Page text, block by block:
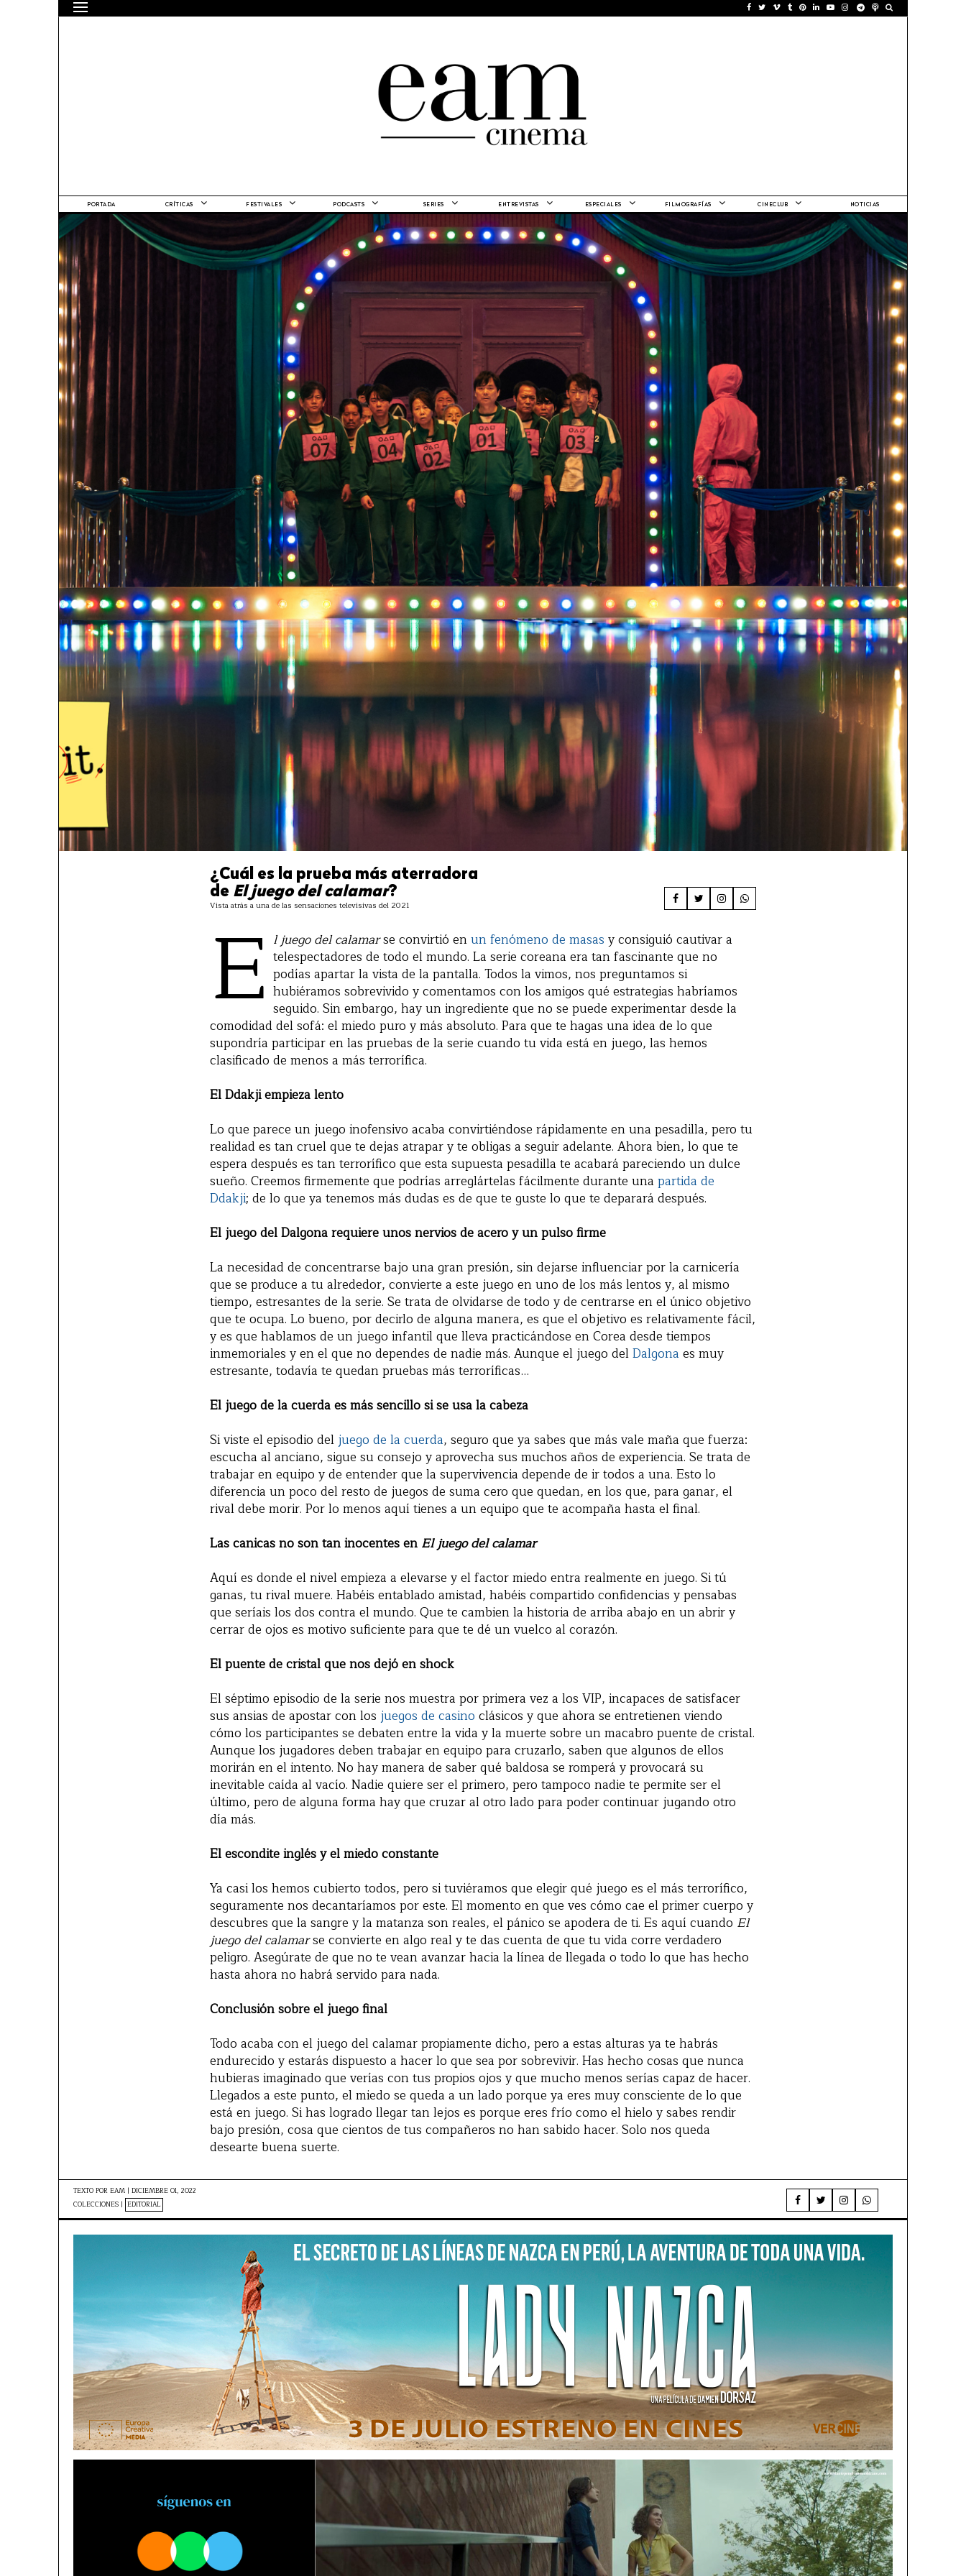
PORTADA CRÍTICAS FESTIVALES PODCASTS SERIES ENTREVISTAS ESPECIALES FILMOGRAFÍAS CINECLUB NOTICIAS
¿Cuál es la prueba más aterradora
de El juego del calamar?
Vista atrás a una de las sensaciones televisivas del 2021
E l juego del calamarse convirtió enun fenómeno de masas y consiguió cautivar a
telespectadores de todo el mundo. La serie coreana era tan fascinante que no
podías apartar la vista de la pantalla. Todos la vimos, nos preguntamos si
hubiéramos sobrevivido y comentamos con los amigos qué estrategias habríamos
seguido. Sin embargo, hay un ingrediente que no se puede experimentar desde la
comodidad del sofá: el miedo puro y más absoluto. Para que te hagas una idea de lo que
supondría participar en las pruebas de la serie cuando tu vida está en juego, las hemos
clasificado de menos a más terrorífica.
El Ddakji empieza lento
Lo que parece un juego inofensivo acaba convirtiéndose rápidamente en una pesadilla, pero tu
realidad es tan cruel que te dejas atrapar y te obligas a seguir adelante. Ahora bien, lo que te
espera después es tan terrorífico que esta supuesta pesadilla te acabará pareciendo un dulce
sueño. Creemos firmemente que podrías arreglártelas fácilmente durante una partida de
Ddakji; de lo que ya tenemos más dudas es de que te guste lo que te deparará después.
El juego del Dalgona requiere unos nervios de acero y un pulso firme
La necesidad de concentrarse bajo una gran presión, sin dejarse influenciar por la carnicería
que se produce a tu alrededor, convierte a este juego en uno de los más lentos y, al mismo
tiempo, estresantes de la serie. Se trata de olvidarse de todo y de centrarse en el único objetivo
que te ocupa. Lo bueno, por decirlo de alguna manera, es que el objetivo es relativamente fácil,
y es que hablamos de un juego infantil que lleva practicándose en Corea desde tiempos
inmemoriales y en el que no dependes de nadie más. Aunque el juego delDalgona es muy
estresante, todavía te quedan pruebas más terroríficas…
El juego de la cuerda es más sencillo si se usa la cabeza
Si viste el episodio del juego de la cuerda, seguro que ya sabes que más vale maña que fuerza:
escucha al anciano, sigue su consejo y aprovecha sus muchos años de experiencia. Se trata de
trabajar en equipo y de entender que la supervivencia depende de ir todos a una. Esto lo
diferencia un poco del resto de juegos de suma cero que quedan, en los que, para ganar, el
rival debe morir. Por lo menos aquí tienes a un equipo que te acompaña hasta el final.
Las canicas no son tan inocentes en El juego del calamar
Aquí es donde el nivel empieza a elevarse y el factor miedo entra realmente en juego. Si tú
ganas, tu rival muere. Habéis entablado amistad, habéis compartido confidencias y pensabas
que seríais los dos contra el mundo. Que te cambien la historia de arriba abajo en un abrir y
cerrar de ojos es motivo suficiente para que te dé un vuelco al corazón.
El puente de cristal que nos dejó en shock
El séptimo episodio de la serie nos muestra por primera vez a los VIP, incapaces de satisfacer
sus ansias de apostar con los juegos de casino clásicos y que ahora se entretienen viendo
cómo los participantes se debaten entre la vida y la muerte sobre un macabro puente de cristal.
Aunque los jugadores deben trabajar en equipo para cruzarlo, saben que algunos de ellos
morirán en el intento. No hay manera de saber qué baldosa se romperá y provocará su
inevitable caída al vacío. Nadie quiere ser el primero, pero tampoco nadie te permite ser el
último, pero de alguna forma hay que cruzar al otro lado para poder continuar jugando otro
día más.
El escondite inglés y el miedo constante
Ya casi los hemos cubierto todos, pero si tuviéramos que elegir qué juego es el más terrorífico,
seguramente nos decantaríamos por este. El momento en que ves cómo cae el primer cuerpo y
descubres que la sangre y la matanza son reales, el pánico se apodera de ti. Es aquí cuando El
juego del calamarse convierte en algo real y te das cuenta de que tu vida corre verdadero
peligro. Asegúrate de que no te vean avanzar hacia la línea de llegada o todo lo que has hecho
hasta ahora no habrá servido para nada.
Conclusión sobre el juego final
Todo acaba con el juego del calamar propiamente dicho, pero a estas alturas ya te habrás
endurecido y estarás dispuesto a hacer lo que sea por sobrevivir. Has hecho cosas que nunca
hubieras imaginado que verías con tus propios ojos y que mucho menos serías capaz de hacer.
Llegados a este punto, el miedo se queda a un lado porque ya eres muy consciente de lo que
está en juego. Si has logrado llegar tan lejos es porque eres frío como el hielo y sabes rendir
bajo presión, cosa que cientos de tus compañeros no han sabido hacer. Solo nos queda
desearte buena suerte.
TEXTO POR EAM | DICIEMBRE 01, 2022
COLECCIONES | EDITORIAL